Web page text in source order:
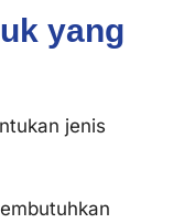
yang
jenis